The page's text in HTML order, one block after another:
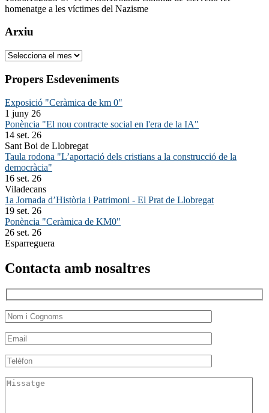
homenatge a les víctimes del Nazisme
Arxiu
Arxiu
Propers Esdeveniments
Exposició "Ceràmica de km 0"
1 juny 26
Ponència "El nou contracte social en l'era de la IA"
14 set. 26
Sant Boi de Llobregat
Taula rodona "L’aportació dels cristians a la construcció de la
democràcia"
16 set. 26
Viladecans
1a Jornada d’Història i Patrimoni - El Prat de Llobregat
19 set. 26
Ponència "Ceràmica de KM0"
26 set. 26
Esparreguera
Contacta amb nosaltres